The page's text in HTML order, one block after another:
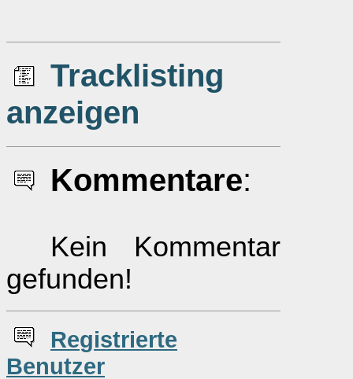
Tracklisting
anzeigen
Kommentare:
Kein Kommentar
gefunden!
Registrierte
Benutzer